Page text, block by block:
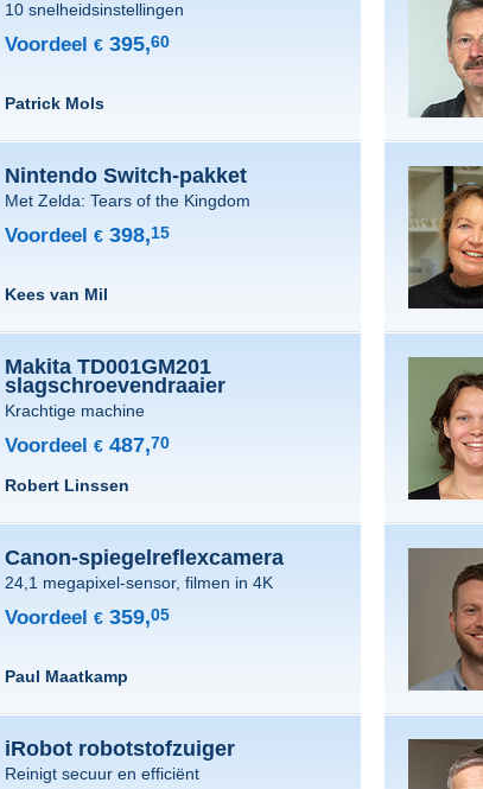
10 snelheidsinstellingen
Voordeel € 395,60
Patrick Mols
Nintendo Switch-pakket
Met Zelda: Tears of the Kingdom
Voordeel € 398,15
Kees van Mil
Makita TD001GM201
slagschroevendraaier
Krachtige machine
Voordeel € 487,70
Robert Linssen
Canon-spiegelreflexcamera
24,1 megapixel-sensor, filmen in 4K
Voordeel € 359,05
Paul Maatkamp
iRobot robotstofzuiger
Reinigt secuur en efficiënt